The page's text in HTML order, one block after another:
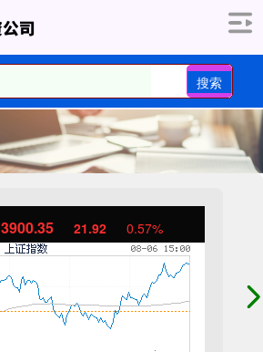
搜索
3900.35 21.92 0.57%